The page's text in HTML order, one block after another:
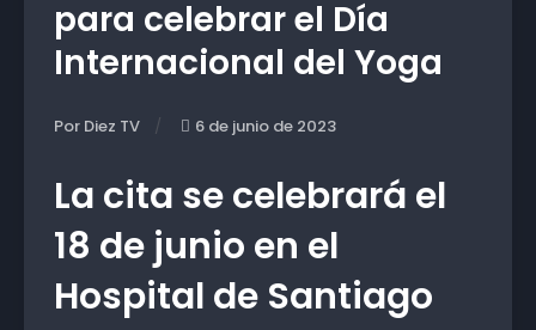
para celebrar el Día
Internacional del Yoga
Por Diez TV 6 de junio de 2023
La cita se celebrará el
18 de junio en el
Hospital de Santiago